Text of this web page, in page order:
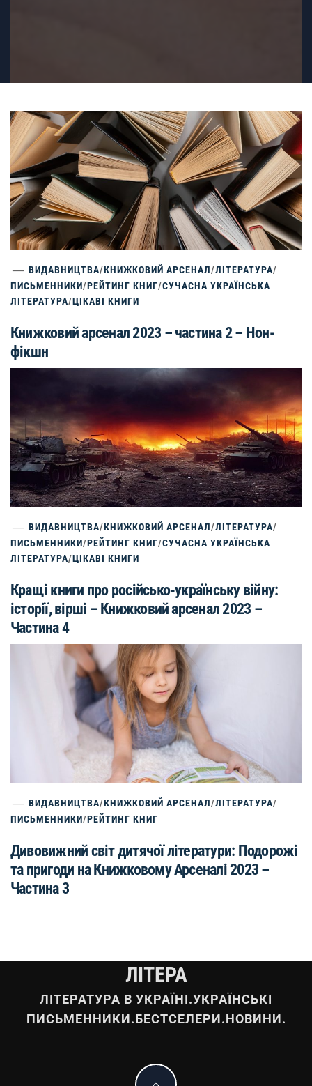
ВИДАВНИЦТВА/КНИЖКОВИЙ АРСЕНАЛ/ЛІТЕРАТУРА/
ПИСЬМЕННИКИ/РЕЙТИНГ КНИГ/СУЧАСНА УКРАЇНСЬКА
ЛІТЕРАТУРА/ЦІКАВІ КНИГИ
Книжковий арсенал 2023 – частина 2 – Нон-
фікшн
ВИДАВНИЦТВА/КНИЖКОВИЙ АРСЕНАЛ/ЛІТЕРАТУРА/
ПИСЬМЕННИКИ/РЕЙТИНГ КНИГ/СУЧАСНА УКРАЇНСЬКА
ЛІТЕРАТУРА/ЦІКАВІ КНИГИ
Кращі книги про російсько-українську війну:
історії, вірші – Книжковий арсенал 2023 –
Частина 4
ВИДАВНИЦТВА/КНИЖКОВИЙ АРСЕНАЛ/ЛІТЕРАТУРА/
ПИСЬМЕННИКИ/РЕЙТИНГ КНИГ
Дивовижний світ дитячої літератури: Подорожі
та пригоди на Книжковому Арсеналі 2023 –
Частина 3
ЛІТЕРА
ЛІТЕРАТУРА В УКРАЇНІ.УКРАЇНСЬКІ
ПИСЬМЕННИКИ.БЕСТСЕЛЕРИ.НОВИНИ.